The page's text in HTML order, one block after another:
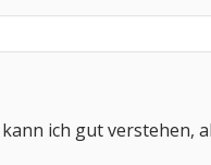
ich gut verstehen,